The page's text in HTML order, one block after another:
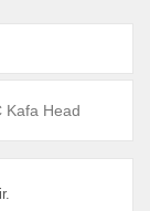
Kafa Head